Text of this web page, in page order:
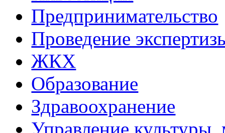
Предпринимательство
Проведение
ЖКХ
Образование
Здравоохранение
Управление